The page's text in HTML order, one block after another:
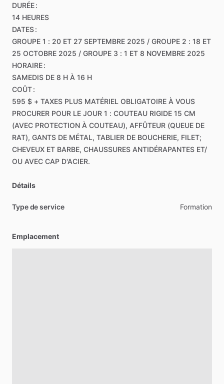
DURÉE:
14 HEURES
DATES:
GROUPE 1 : 20 ET 27 SEPTEMBRE 2025 ​/​ GROUPE 2 : 18 ET
25 OCTOBRE 2025 ​/​ GROUPE 3 : 1 ET 8 NOVEMBRE 2025
HORAIRE:
SAMEDIS DE 8 H À 16 H
COÛT:
595 $ + TAXES PLUS MATÉRIEL OBLIGATOIRE À VOUS
PROCURER POUR LE JOUR 1 : COUTEAU RIGIDE 15 CM
(AVEC PROTECTION À COUTEAU), AFFÛTEUR (QUEUE DE
RAT), GANTS DE MÉTAL, TABLIER DE BOUCHERIE, FILET;
CHEVEUX ET BARBE, CHAUSSURES ANTIDÉRAPANTES ET​/​
OU AVEC CAP D'ACIER.
Détails
Type de service Formation
Emplacement